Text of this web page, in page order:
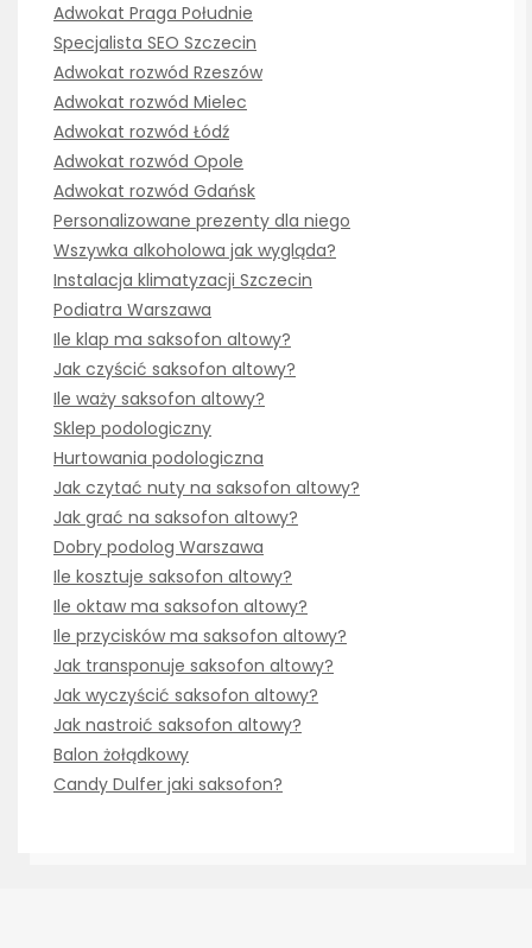
Adwokat Praga Południe
Specjalista SEO Szczecin
Adwokat rozwód Rzeszów
Adwokat rozwód Mielec
Adwokat rozwód Łódź
Adwokat rozwód Opole
Adwokat rozwód Gdańsk
Personalizowane prezenty dla niego
Wszywka alkoholowa jak wygląda?
Instalacja klimatyzacji Szczecin
Podiatra Warszawa
Ile klap ma saksofon altowy?
Jak czyścić saksofon altowy?
Ile waży saksofon altowy?
Sklep podologiczny
Hurtowania podologiczna
Jak czytać nuty na saksofon altowy?
Jak grać na saksofon altowy?
Dobry podolog Warszawa
Ile kosztuje saksofon altowy?
Ile oktaw ma saksofon altowy?
Ile przycisków ma saksofon altowy?
Jak transponuje saksofon altowy?
Jak wyczyścić saksofon altowy?
Jak nastroić saksofon altowy?
Balon żołądkowy
Candy Dulfer jaki saksofon?